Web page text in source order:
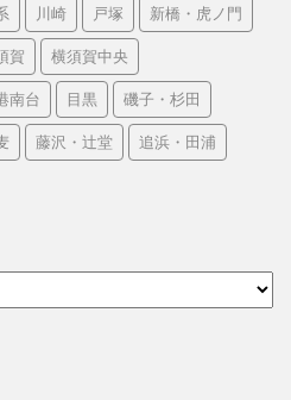
川崎 戸塚 新橋・虎ノ門
賀 横須賀中央
南台 目黒 磯子・杉田
藤沢・辻堂 追浜・田浦